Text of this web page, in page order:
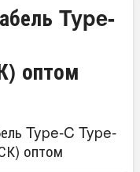
Type-
оптом
Type-C Type-
оптом